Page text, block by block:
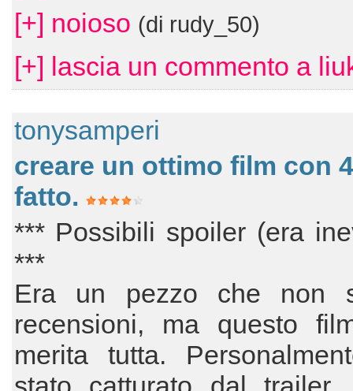
[+] noioso (di rudy_50)
[+] lascia un commento a
tonysamperi
creare un ottimo film con
fatto.
*** Possibili spoiler (era
***
Era un pezzo che non
recensioni, ma questo
merita tutta.